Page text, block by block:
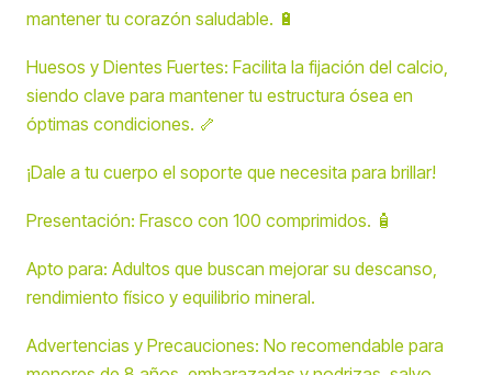
mantener tu corazón saludable. 🔋
Huesos y Dientes Fuertes: Facilita la fijación del calcio,
siendo clave para mantener tu estructura ósea en
óptimas condiciones. 🦴
¡Dale a tu cuerpo el soporte que necesita para brillar!
Presentación: Frasco con 100 comprimidos. 🧴
Apto para: Adultos que buscan mejorar su descanso,
rendimiento físico y equilibrio mineral.
Advertencias y Precauciones: No recomendable para